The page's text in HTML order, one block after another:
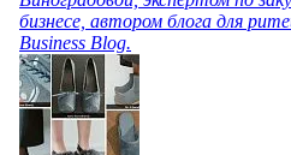
бизнесе, автором блога для
Business Blog.